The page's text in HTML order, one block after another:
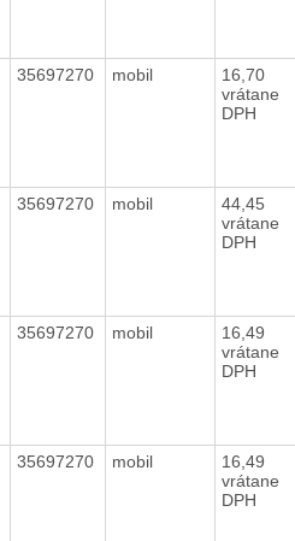
35697270 mobil
16,70
vrátane
DPH
35697270 mobil
44,45
vrátane
DPH
35697270 mobil
16,49
vrátane
DPH
35697270 mobil
16,49
vrátane
DPH